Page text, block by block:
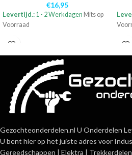
€16,95
Levertijd.: 1 - 2 Werkdagen Mits op
Voorraad
Gezochteonderdelen.nl U Onderdelen
U bent hier op het juiste adres voor
Gereedschappen | Elektra |